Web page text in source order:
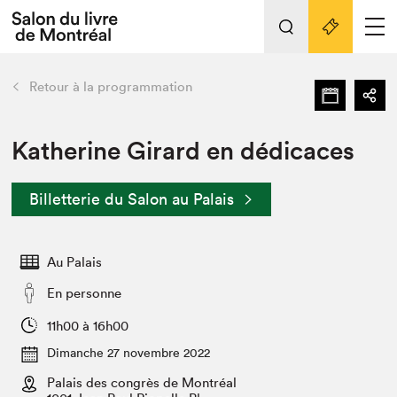
Espace médias
Espace exposant⋅e⋅s
Tout sur l'édition 2022
Actualités
Vidéos et Balados
Club de lecture Braindate
retour Nos activités
Édition 2022
Nous connaître
Projets partenaires 2022
Archives
Liens pratiques
Retour à la programmation
Katherine Girard en dédicaces
Billetterie du Salon au Palais
Au Palais
En personne
11h00 à 16h00
Dimanche 27 novembre 2022
Palais des congrès de Montréal